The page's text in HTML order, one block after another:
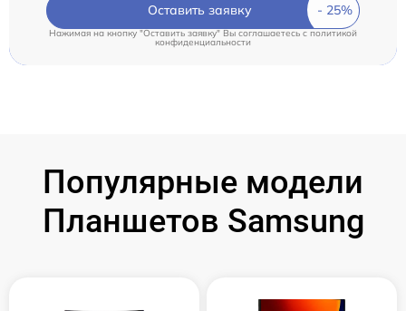
Оставить заявку
Нажимая на кнопку "Оставить заявку" Вы соглашаетесь cполитикой
конфиденциальности
Популярные модели
Планшетов Samsung